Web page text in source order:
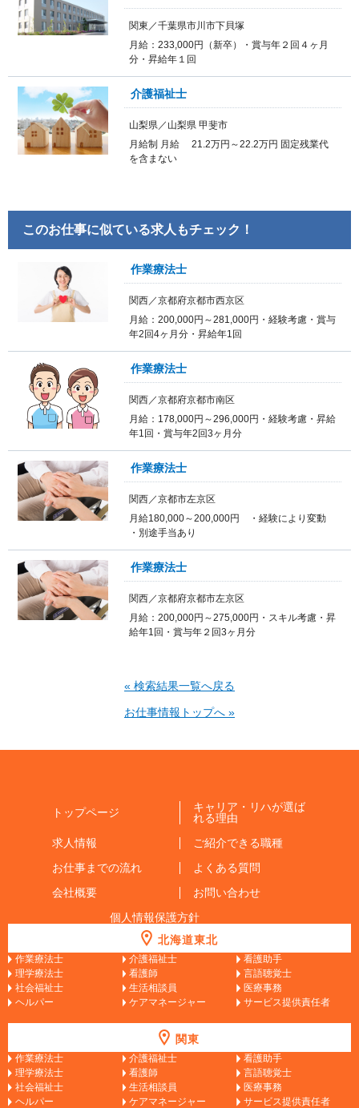
関東／千葉県市川市下貝塚
月給：233,000円（新卒）・賞与年２回４ヶ月
分・昇給年１回
介護福祉士
山梨県／山梨県 甲斐市
月給制 月給 21.2万円～22.2万円 固定残業代
を含まない
このお仕事に似ている求人もチェック！
作業療法士
関西／京都府京都市西京区
月給：200,000円～281,000円・経験考慮・賞与
年2回4ヶ月分・昇給年1回
作業療法士
関西／京都府京都市南区
月給：178,000円～296,000円・経験考慮・昇給
年1回・賞与年2回3ヶ月分
作業療法士
関西／京都市左京区
月給180,000～200,000円 ・経験により変動
・別途手当あり
作業療法士
関西／京都府京都市左京区
月給：200,000円～275,000円・スキル考慮・昇
給年1回・賞与年２回3ヶ月分
« 検索結果一覧へ戻る
お仕事情報トップへ »
トップページ
キャリア・リハが選ば
れる理由
求人情報
ご紹介できる職種
お仕事までの流れ
よくある質問
会社概要
お問い合わせ
個人情報保護方針
北海道東北
作業療法士 介護福祉士
看護助手
理学療法士
看護師
言語聴覚士
社会福祉士
生活相談員
医療事務
ヘルパー
ケアマネージャー サービス提供責任者
関東
作業療法士 介護福祉士
看護助手
理学療法士
看護師
言語聴覚士
社会福祉士
生活相談員
医療事務
ヘルパー
ケアマネージャー サービス提供責任者